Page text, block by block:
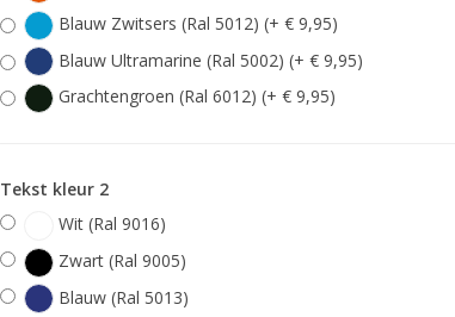
Blauw Zwitsers (Ral 5012) (+ € 9,95)
Blauw Ultramarine (Ral 5002) (+ € 9,95)
Grachtengroen (Ral 6012) (+ € 9,95)
Tekst kleur 2
Wit (Ral 9016)
Zwart (Ral 9005)
Blauw (Ral 5013)